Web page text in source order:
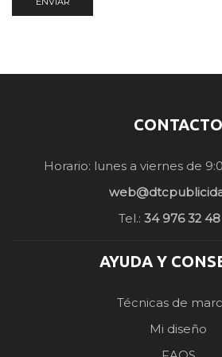
CONTACTO
Horario: lunes a viernes de
Tel.: 34 976 32
AYUDA Y
Técnicas de
Mi diseño